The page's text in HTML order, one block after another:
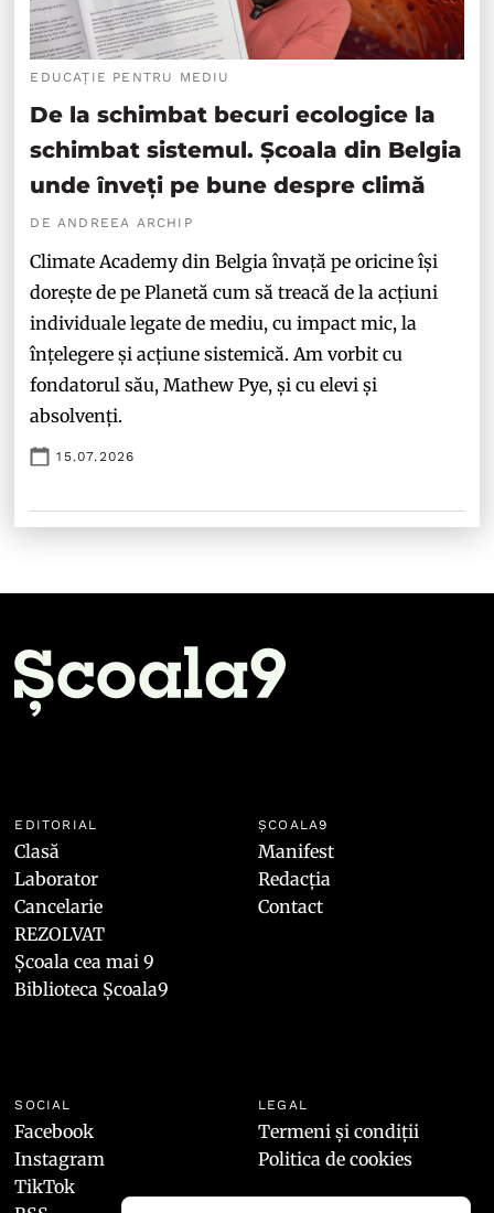
EDUCAȚIE PENTRU MEDIU
De la schimbat becuri ecologice la
schimbat sistemul. Școala din Belgia
unde înveți pe bune despre climă
DE ANDREEA ARCHIP
Climate Academy din Belgia învață pe oricine își
dorește de pe Planetă cum să treacă de la acțiuni
individuale legate de mediu, cu impact mic, la
înțelegere și acțiune sistemică. Am vorbit cu
fondatorul său, Mathew Pye, și cu elevi și
absolvenți.
15.07.2026
EDITORIAL
Clasă
Laborator
Cancelarie
REZOLVAT
Școala cea mai 9
Biblioteca Școala9
ȘCOALA9
Manifest
Redacția
Contact
SOCIAL
Facebook
Instagram
TikTok
LEGAL
Termeni și condiții
Politica de cookies